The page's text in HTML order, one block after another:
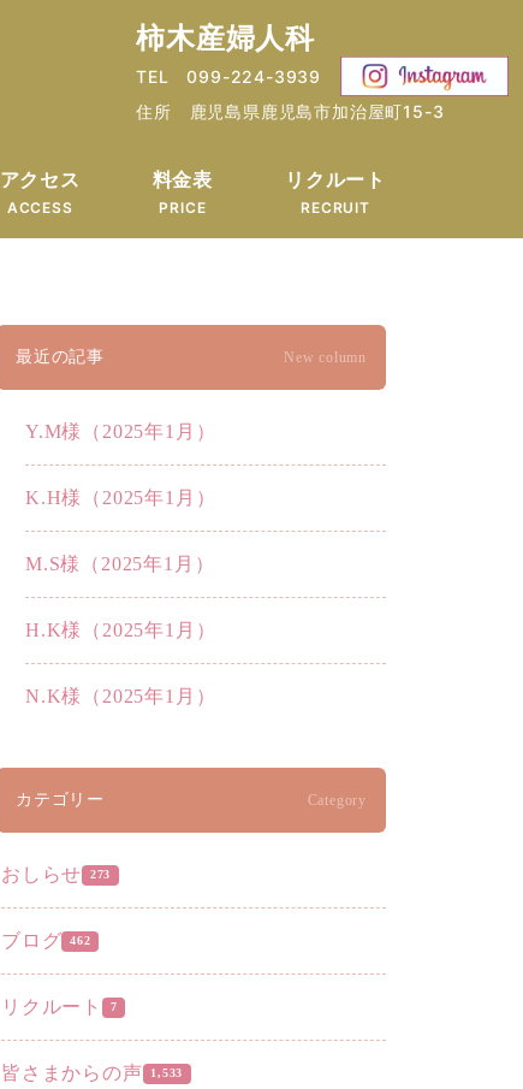
柿木産婦人科
TEL 099-224-3939
住所 鹿児島県鹿児島市加治屋町15-3
アクセス
ACCESS
料金表
PRICE
リクルート
RECRUIT
最近の記事 New column
Y.M様（2025年1月）
K.H様（2025年1月）
M.S様（2025年1月）
H.K様（2025年1月）
N.K様（2025年1月）
カテゴリー Category
おしらせ 273
ブログ 462
リクルート 7
皆さまからの声 1,533